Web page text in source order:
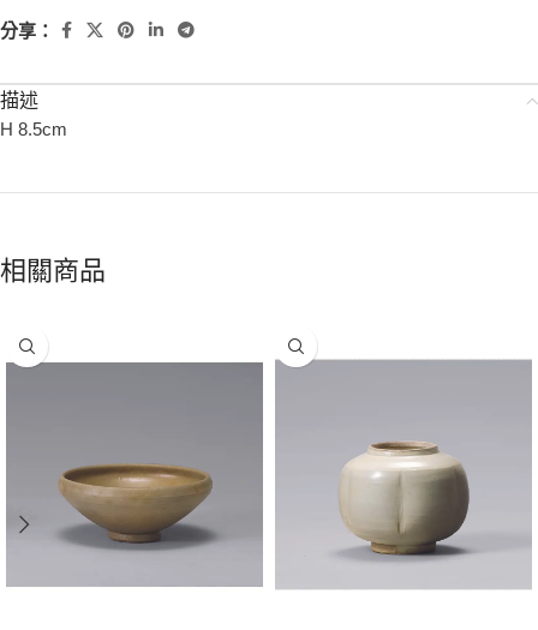
分享：
描述
H 8.5cm
相關商品